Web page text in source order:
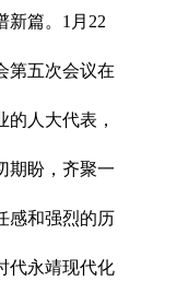
新篇。1月22
第五次会议在
人大代表，
期盼，齐聚一
感和强烈的历
代永靖现代化